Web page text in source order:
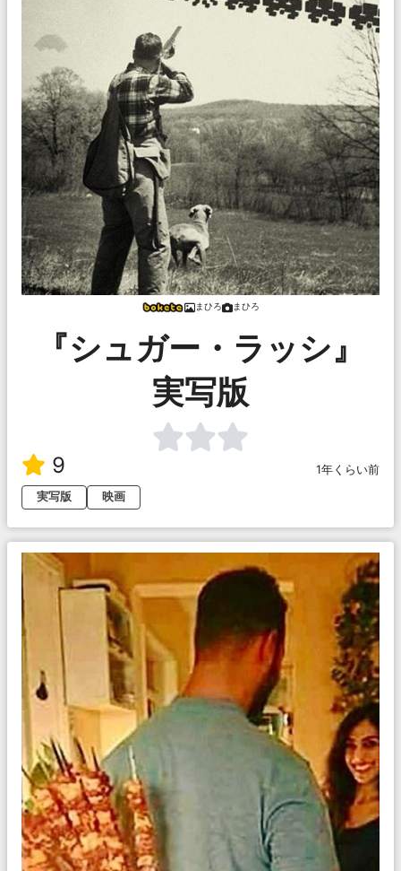
まひろ まひろ
『シュガー・ラッシ』
実写版
9
1年くらい前
実写版
映画